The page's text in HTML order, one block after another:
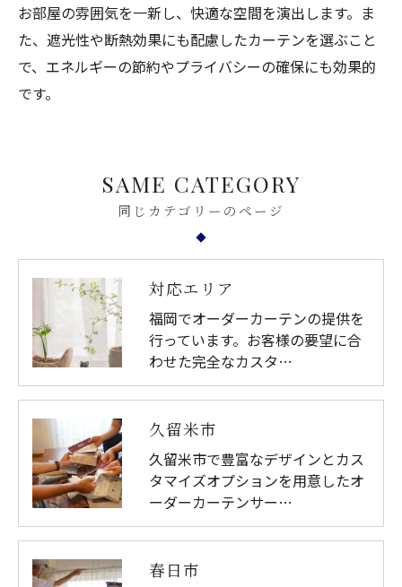
お部屋の雰囲気を一新し、快適な空間を演出します。ま
た、遮光性や断熱効果にも配慮したカーテンを選ぶこと
で、エネルギーの節約やプライバシーの確保にも効果的
です。
同じカテゴリーのページ
SAME CATEGORY
対応エリア
福岡でオーダーカーテンの提供を
行っています。お客様の要望に合
わせた完全なカスタ…
久留米市
久留米市で豊富なデザインとカス
タマイズオプションを用意したオ
ーダーカーテンサー…
春日市